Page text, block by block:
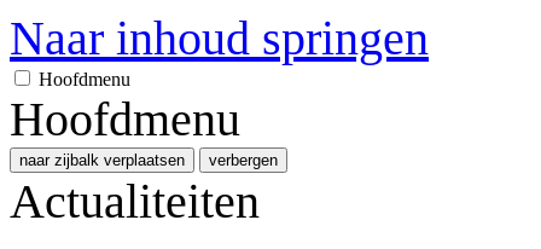
Naar inhoud springen
Hoofdmenu
Hoofdmenu
naar zijbalk verplaatsen verbergen
Actualiteiten